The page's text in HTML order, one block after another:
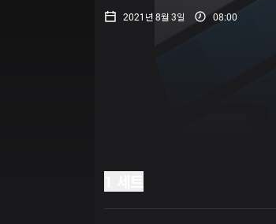
2021년 8월 3일 08:00